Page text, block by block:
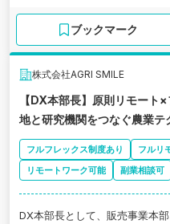
ブックマーク
株式会社AGRI SMILE
【DX本部長】原則リモート
地と研究機関をつなぐ農業テ
フルフレックス制度あり フルリ
リモートワーク可能
副業相談可
DX本部長として、販売事業本